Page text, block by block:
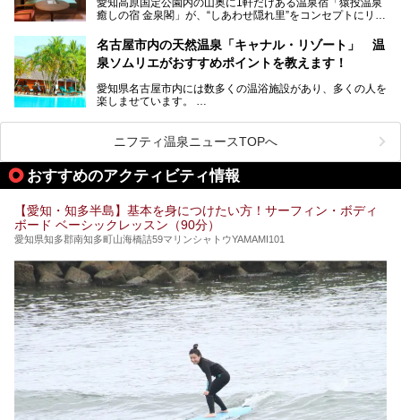
さっそく取材してきました！
癒しの宿 金泉閣」が、“しあわせ隠れ里”をコンセプトにリニ
天然ラドン温泉が堪能できるお風呂や、新設・改装された客
室、地元の食材と温泉水で作られたお料理……。
ご紹介します。
名古屋市内の天然温泉「キャナル・リゾート」 温
泉ソムリエがおすすめポイントを教えます！
愛知県名古屋市内には数多くの温浴施設があり、多くの人を
楽しませています。
ムリエの目線で紹介していきます！
名古屋市内にはスーパー銭湯や日帰り温泉が多く、「どこに
行こうかな？」と悩んでしまう方も多いと思います。
ぜひこの記事を参考にして「キャナル・リゾート」に出かけ
てみるのはいかがでしょうか？
ニフティ温泉ニュースTOPへ
おすすめのアクティビティ情報
【愛知・知多半島】基本を身につけたい方！サーフィン・ボディ
ボード ベーシックレッスン（90分）
愛知県知多郡南知多町山海橋詰59マリンシャトウYAMAMI101